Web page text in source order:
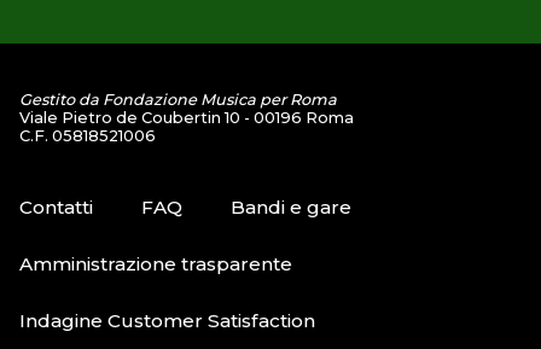
Gestito da Fondazione Musica per Roma
Viale Pietro de Coubertin 10 - 00196 Roma
C.F. 05818521006
Contatti FAQ Bandi e gare
Amministrazione trasparente
Indagine Customer Satisfaction